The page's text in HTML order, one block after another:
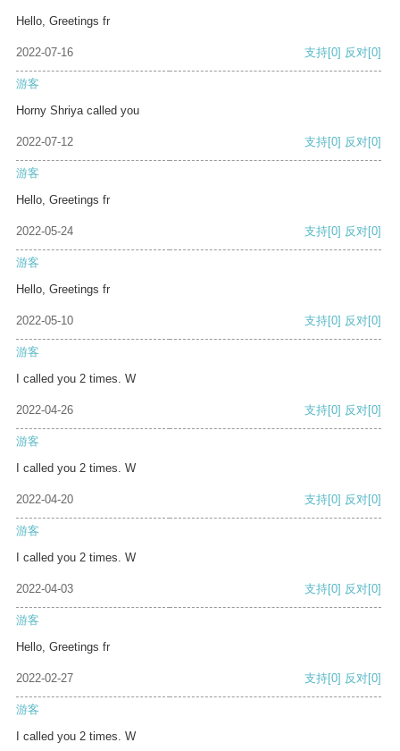
Hello, Greetings fr
2022-07-16 支持[0] 反对[0]
游客
Horny Shriya called you
2022-07-12 支持[0] 反对[0]
游客
Hello, Greetings fr
2022-05-24 支持[0] 反对[0]
游客
Hello, Greetings fr
2022-05-10 支持[0] 反对[0]
游客
I called you 2 times. W
2022-04-26 支持[0] 反对[0]
游客
I called you 2 times. W
2022-04-20 支持[0] 反对[0]
游客
I called you 2 times. W
2022-04-03 支持[0] 反对[0]
游客
Hello, Greetings fr
2022-02-27 支持[0] 反对[0]
游客
I called you 2 times. W